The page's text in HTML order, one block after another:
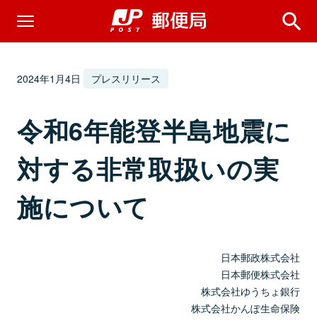
2024年1月4日 プレスリリース
令和6年能登半島地震に
対する非常取扱いの実
施について
日本郵政株式会社
日本郵便株式会社
株式会社ゆうちょ銀行
株式会社かんぽ生命保険